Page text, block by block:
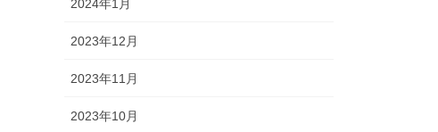
2024年1月
2023年12月
2023年11月
2023年10月